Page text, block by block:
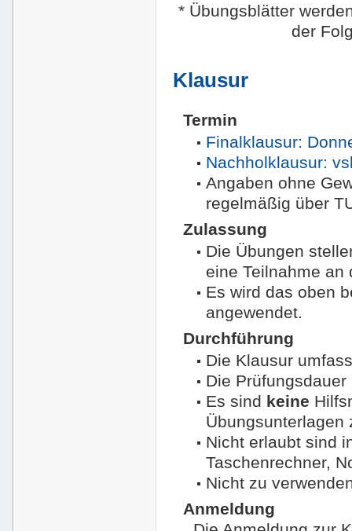
* Übungsblätter
der
Klausur
Termin
Finalklausur:
Nachholklausur:
Angaben ohne
regelmäßig über
Zulassung
Die Übungen
eine Teilnahme an
Es wird das oben
angewendet.
Durchführung
Die Klausur
Die
Es sind keine
Übungsunterlagen
Nicht erlaubt sind
Taschenrechner,
Nicht zu
Anmeldung